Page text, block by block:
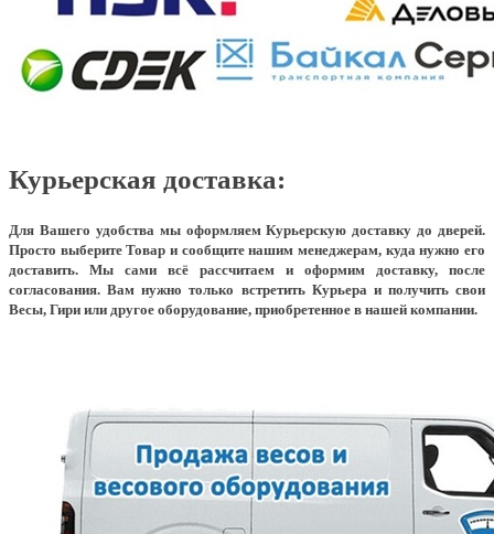
Курьерская доставка:
Для Вашего удобства мы оформляем Курьерскую доставку до дверей.
Просто выберите Товар и сообщите нашим менеджерам, куда нужно его
доставить. Мы сами всё рассчитаем и оформим доставку, после
согласования. Вам нужно только встретить Курьера и получить свои
Весы, Гири или другое оборудование, приобретенное в нашей компании.